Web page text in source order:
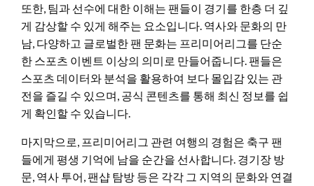
또한, 팀과 선수에 대한 이해는 팬들이 경기를 한층 더 깊
게 감상할 수 있게 해주는 요소입니다. 역사와 문화의 만
남, 다양하고 글로벌한 팬 문화는 프리미어리그를 단순
한 스포츠 이벤트 이상의 의미로 만들어줍니다. 팬들은
스포츠 데이터와 분석을 활용하여 보다 몰입감 있는 관
전을 즐길 수 있으며, 공식 콘텐츠를 통해 최신 정보를 쉽
게 확인할 수 있습니다.
마지막으로, 프리미어리그 관련 여행의 경험은 축구 팬
들에게 평생 기억에 남을 순간을 선사합니다. 경기장 방
문, 역사 투어, 팬샵 탐방 등은 각각 그 지역의 문화와 연결